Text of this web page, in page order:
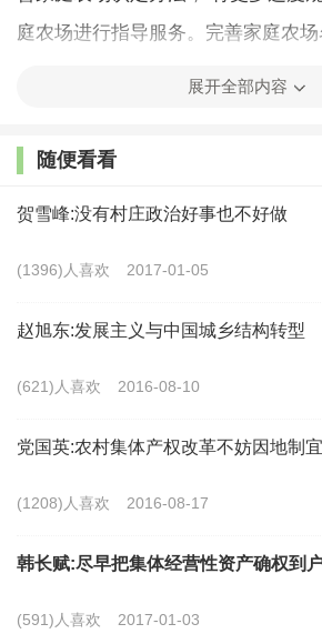
庭农场进行指导服务。完善家庭农
范引领， 培育一批规模适度、生产
制《新型农业经营主体培育工程建设
合作社规范提升行动，深入推进示范
策体系和管理制度。
（二）加快推进小农户与现代农
户在相当长一个时期都是我国农业生
时， 要统筹兼顾培育新型农业经营
让小农户共享改革发展成果，焕发农
代农业发展有机衔接的意见》，总结
展开全部内容
随便看看
贺雪峰:没有村庄政治好事也不好做
(1396)人喜欢 2017-01-05
赵旭东:发展主义与中国城乡结构转型
(621)人喜欢 2016-08-10
党国英:农村集体产权改革不妨因地制宜
(1208)人喜欢 2016-08-17
韩长赋:尽早把集体经营性资产确权到
(591)人喜欢 2017-01-03